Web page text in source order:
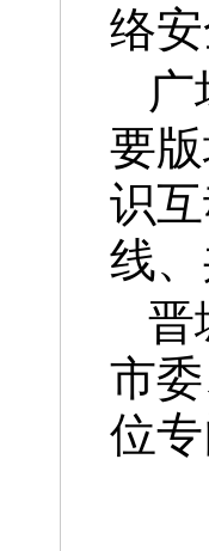
络
要
识
线
晋
市
位